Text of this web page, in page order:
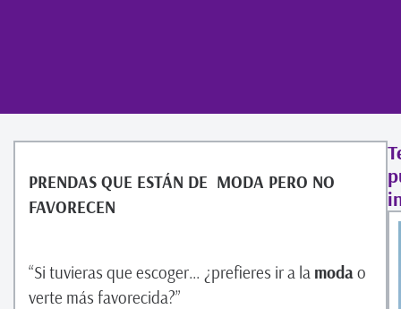
PRENDAS QUE ESTÁN DE MODA PERO NO
FAVORECEN
“Si tuvieras que escoger… ¿prefieres ir a la modao
verte más favorecida?”